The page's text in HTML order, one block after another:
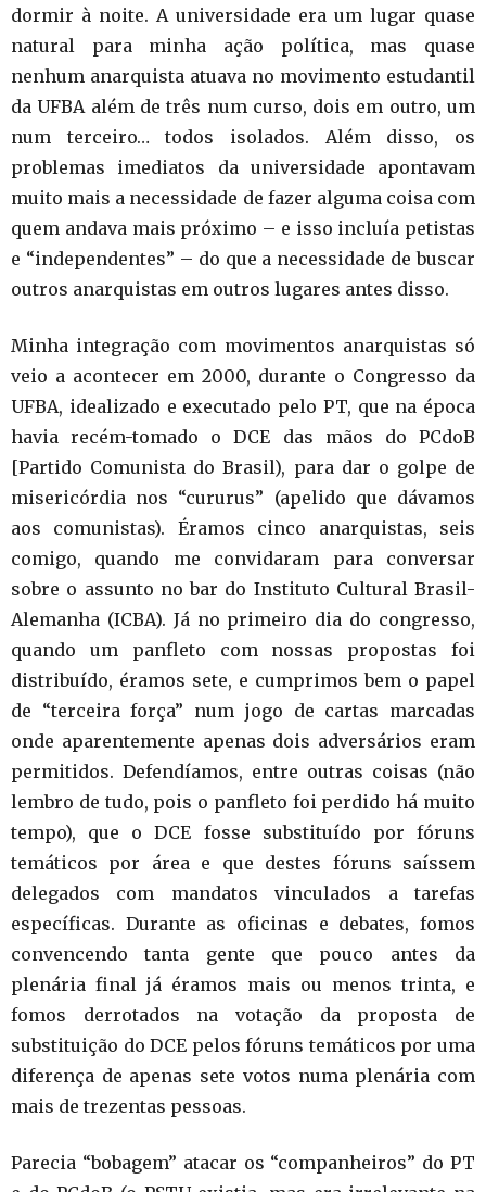
dormir à noite. A universidade era um lugar quase
natural para minha ação política, mas quase
nenhum anarquista atuava no movimento estudantil
da UFBA além de três num curso, dois em outro, um
num terceiro… todos isolados. Além disso, os
problemas imediatos da universidade apontavam
muito mais a necessidade de fazer alguma coisa com
quem andava mais próximo – e isso incluía petistas
e “independentes” – do que a necessidade de buscar
outros anarquistas em outros lugares antes disso.
Minha integração com movimentos anarquistas só
veio a acontecer em 2000, durante o Congresso da
UFBA, idealizado e executado pelo PT, que na época
havia recém-tomado o DCE das mãos do PCdoB
[Partido Comunista do Brasil), para dar o golpe de
misericórdia nos “cururus” (apelido que dávamos
aos comunistas). Éramos cinco anarquistas, seis
comigo, quando me convidaram para conversar
sobre o assunto no bar do Instituto Cultural Brasil-
Alemanha (ICBA). Já no primeiro dia do congresso,
quando um panfleto com nossas propostas foi
distribuído, éramos sete, e cumprimos bem o papel
de “terceira força” num jogo de cartas marcadas
onde aparentemente apenas dois adversários eram
permitidos. Defendíamos, entre outras coisas (não
lembro de tudo, pois o panfleto foi perdido há muito
tempo), que o DCE fosse substituído por fóruns
temáticos por área e que destes fóruns saíssem
delegados com mandatos vinculados a tarefas
específicas. Durante as oficinas e debates, fomos
convencendo tanta gente que pouco antes da
plenária final já éramos mais ou menos trinta, e
fomos derrotados na votação da proposta de
substituição do DCE pelos fóruns temáticos por uma
diferença de apenas sete votos numa plenária com
mais de trezentas pessoas.
Parecia “bobagem” atacar os “companheiros” do PT